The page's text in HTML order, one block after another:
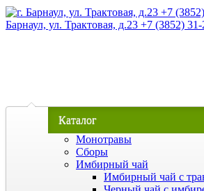
Барнаул, ул. Трактовая, д.23 +7 (3852)
Каталог
Монотравы
Сборы
Имбирный чай
Имбирный чай с